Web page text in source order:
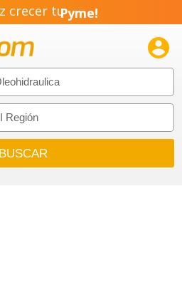
crecer tuPyme!
Emprendimiento!
